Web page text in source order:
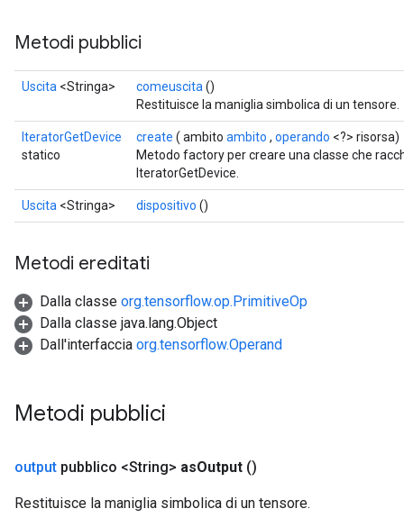
Metodi pubblici
Uscita <Stringa> comeuscita ()
Restituisce la maniglia simbolica di un tensore.
IteratorGetDevice
statico
create ( ambito ambito , operando <?> risorsa)
Metodo factory per creare una classe che
IteratorGetDevice.
Uscita <Stringa> dispositivo ()
Metodi ereditati
Dalla classe org.tensorflow.op.PrimitiveOp
Dalla classe java.lang.Object
Dall'interfaccia org.tensorflow.Operand
Metodi pubblici
output pubblico <String> asOutput ()
Restituisce la maniglia simbolica di un tensore.